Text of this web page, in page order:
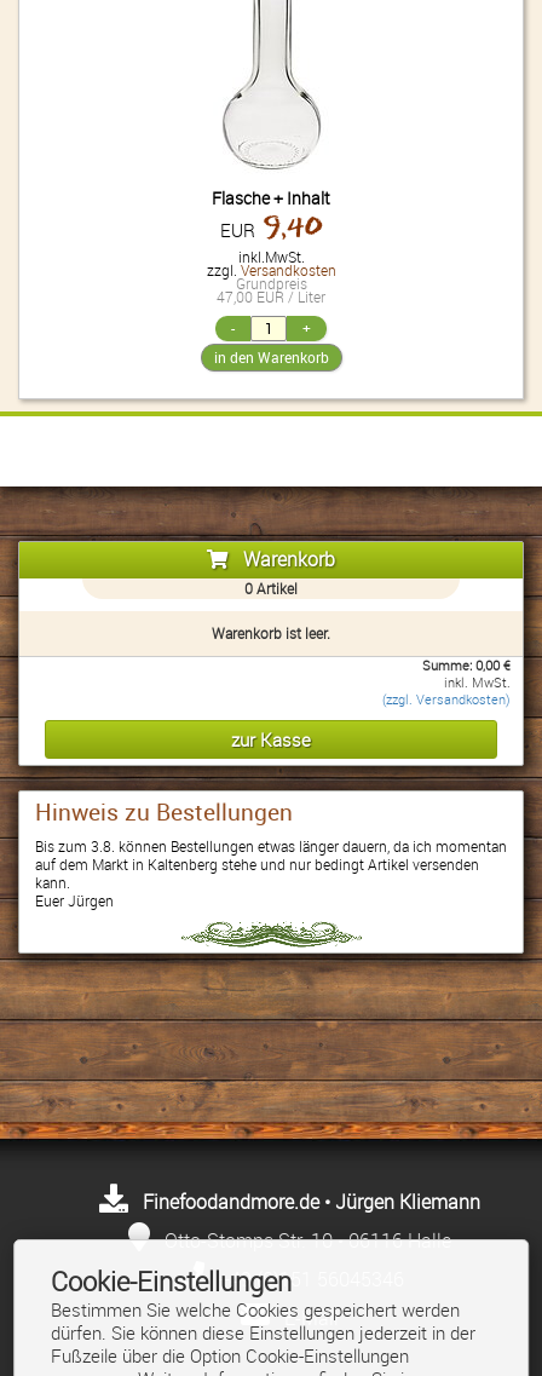
Flasche + Inhalt
EUR 9,40
inkl.MwSt.
zzgl. Versandkosten
Grundpreis
47,00 EUR / Liter
Warenkorb
0Artikel
Warenkorb ist leer.
Summe: 0,00 €
inkl. MwSt.
(zzgl. Versandkosten)
Hinweis zu Bestellungen
Bis zum 3.8. können Bestellungen etwas länger dauern, da ich momentan
auf dem Markt in Kaltenberg stehe und nur bedingt Artikel versenden
kann.
Euer Jürgen
Finefoodandmore.de • Jürgen Kliemann
Otto-Stomps Str. 10 • 06116 Halle
+49 (0)151 56045346
E-Mail
Cookie-Einstellungen
Bestimmen Sie welche Cookies gespeichert werden
dürfen. Sie können diese Einstellungen jederzeit in der
Fußzeile über die Option Cookie-Einstellungen